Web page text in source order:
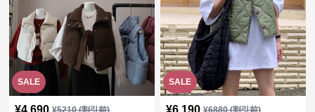
SALE
¥4,690 ¥5210(割引前)
SALE
¥6,190 ¥6880(割引前)